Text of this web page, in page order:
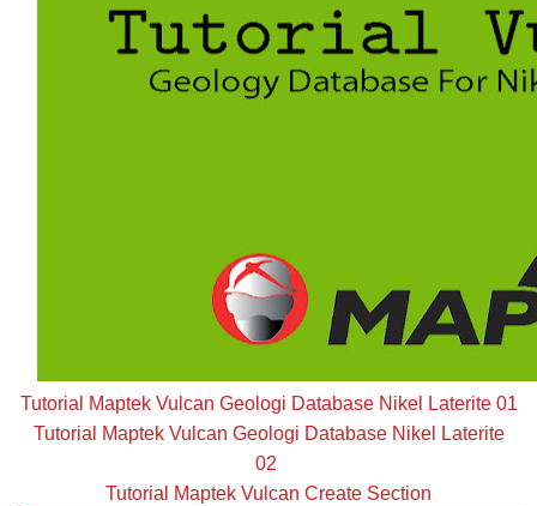
Tutorial Maptek Vulcan Geologi Database Nikel Laterite 01
Tutorial Maptek Vulcan Geologi Database Nikel Laterite
02
Tutorial Maptek Vulcan Create Section